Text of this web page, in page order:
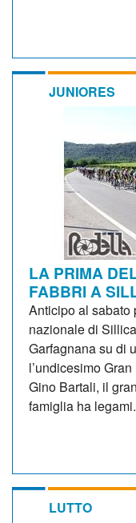
JUNIORES
LA PRIMA
FABBRI A
Anticipo al sabato
nazionale di
Garfagnana su di
l’undicesimo
Gino Bartali, il
famiglia ha
LUTTO